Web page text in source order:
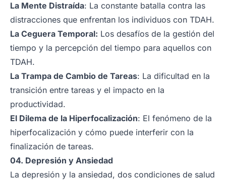
La Mente Distraída: La constante batalla contra las
distracciones que enfrentan los individuos con TDAH.
La Ceguera Temporal: Los desafíos de la gestión del
tiempo y la percepción del tiempo para aquellos con
TDAH.
La Trampa de Cambio de Tareas: La dificultad en la
transición entre tareas y el impacto en la
productividad.
El Dilema de la Hiperfocalización: El fenómeno de la
hiperfocalización y cómo puede interferir con la
finalización de tareas.
04. Depresión y Ansiedad
La depresión y la ansiedad, dos condiciones de salud